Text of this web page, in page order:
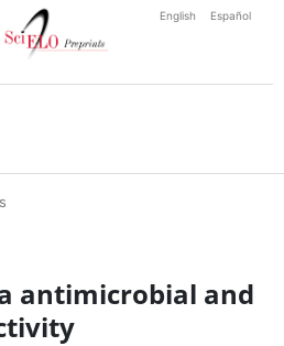
English Español
antimicrobial and